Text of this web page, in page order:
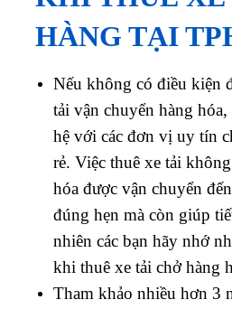
HÀNG TẠI
Nếu không có điều kiện
tải vận chuyển hàng hóa,
hệ với các đơn vị uy tín
rẻ. Việc thuê xe tải
hóa được vận chuyển
đúng hẹn mà còn giúp
nhiên các bạn hãy nhớ
khi thuê xe tải chở hàng
Tham khảo nhiều hơn 3